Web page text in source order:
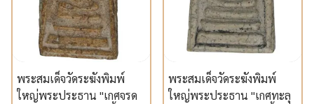
พระสมเด็จวัดระฆังพิมพ์
ใหญ่พระประธาน "เกศจรด
พระสมเด็จวัดระฆังพิมพ์
ใหญ่พระประธาน "เกศทะลุ